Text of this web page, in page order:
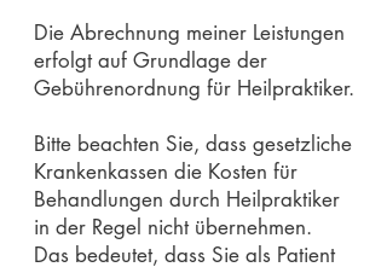
Die Abrechnung meiner Leistungen
erfolgt auf Grundlage der
Gebührenordnung für Heilpraktiker.
Bitte beachten Sie, dass gesetzliche
Krankenkassen die Kosten für
Behandlungen durch Heilpraktiker
in der Regel nicht übernehmen.
Das bedeutet, dass Sie als Patient